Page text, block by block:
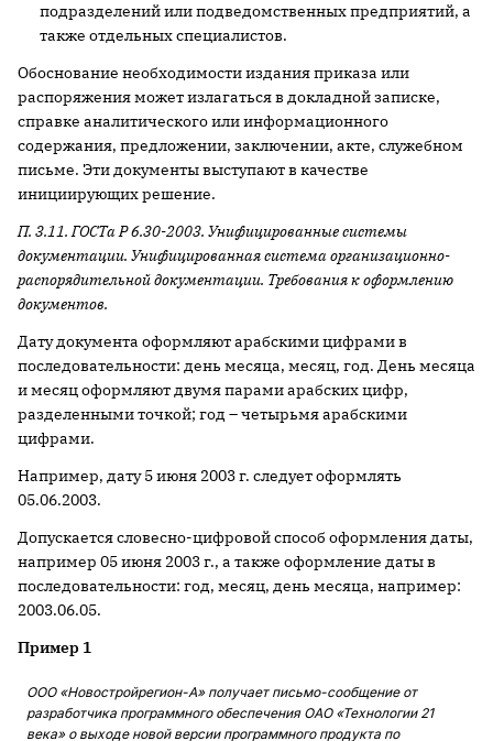
подразделений или ­подведомственных предприятий, а
также отдельных специалистов.
Обоснование необходимости издания приказа или
распоряжения может излагаться в докладной записке,
справке аналитического или информационного
содержания, предложении, заключении, акте, служебном
письме. Эти документы выступают в качестве
инициирующих решение.
П. 3.11. ГОСТа Р 6.30-2003. Унифицированные системы
документации. Унифицированная система организационно-
распорядительной ­документации. Требования к оформлению
документов.
Дату документа оформляют арабскими цифрами в
последовательности: день месяца, месяц, год. День месяца
и месяц оформляют двумя парами арабских цифр,
разделенными точкой; год – четырьмя арабскими
цифрами.
Например, дату 5 июня 2003 г. следует оформлять
05.06.2003.
Допускается словесно-цифровой способ оформления даты,
например 05 июня 2003 г., а также оформление даты в
последовательности: год, месяц, день месяца, например:
2003.06.05.
Пример 1
ООО «Новостройрегион-А» получает письмо-сообщение от
разработчика программного обеспечения ОАО «Технологии 21
века» о выходе новой версии программного продукта по